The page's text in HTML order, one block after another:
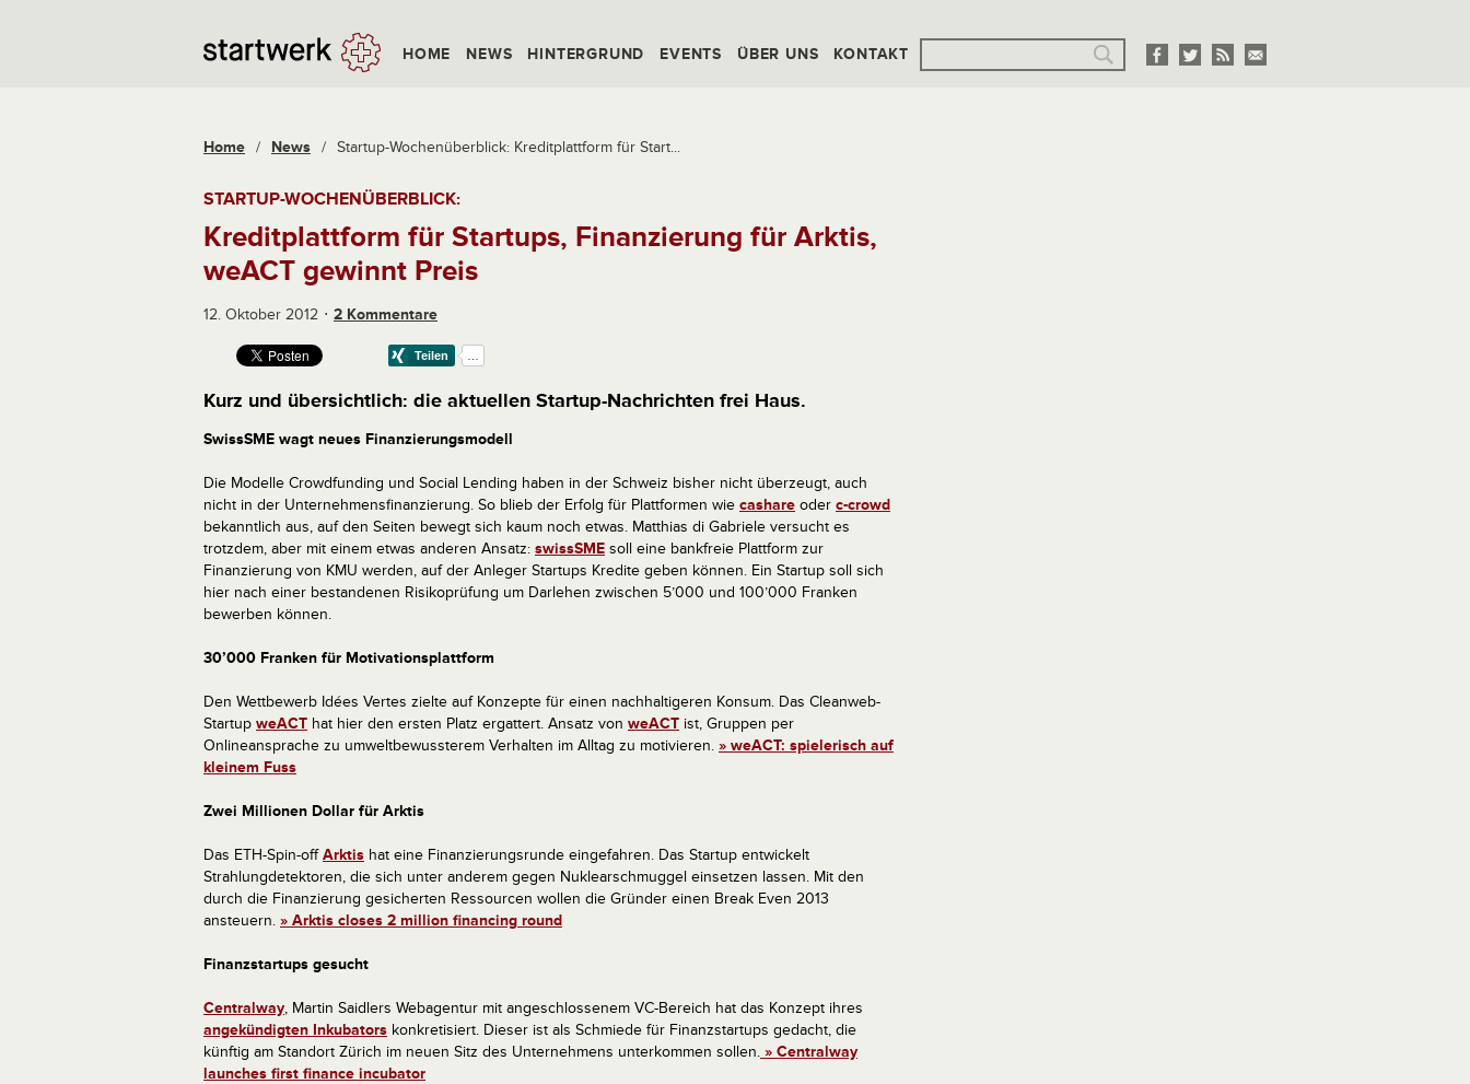
HOME NEWS HINTERGRUND EVENTS ÜBER UNS KONTAKT
Home / News / Startup-Wochenüberblick: Kreditplattform für Start...
STARTUP-WOCHENÜBERBLICK:
Kreditplattform für Startups, Finanzierung für Arktis,
weACT gewinnt Preis
12. Oktober 2012 2 Kommentare
Kurz und übersichtlich: die aktuellen Startup-Nachrichten frei Haus.
SwissSME wagt neues Finanzierungsmodell
Die Modelle Crowdfunding und Social Lending haben in der Schweiz bisher nicht überzeugt, auch
nicht in der Unternehmensfinanzierung. So blieb der Erfolg für Plattformen wie cashare oder c-crowd
bekanntlich aus, auf den Seiten bewegt sich kaum noch etwas. Matthias di Gabriele versucht es
trotzdem, aber mit einem etwas anderen Ansatz: swissSME soll eine bankfreie Plattform zur
Finanzierung von KMU werden, auf der Anleger Startups Kredite geben können. Ein Startup soll sich
hier nach einer bestandenen Risikoprüfung um Darlehen zwischen 5’000 und 100’000 Franken
bewerben können.
30’000 Franken für Motivationsplattform
Den Wettbewerb Idées Vertes zielte auf Konzepte für einen nachhaltigeren Konsum. Das Cleanweb-
Startup weACT hat hier den ersten Platz ergattert. Ansatz von weACT ist, Gruppen per
Onlineansprache zu umweltbewussterem Verhalten im Alltag zu motivieren. » weACT: spielerisch auf
kleinem Fuss
Zwei Millionen Dollar für Arktis
Das ETH-Spin-offArktis hat eine Finanzierungsrunde eingefahren. Das Startup entwickelt
Strahlungdetektoren, die sich unter anderem gegen Nuklearschmuggel einsetzen lassen. Mit den
durch die Finanzierung gesicherten Ressourcen wollen die Gründer einen Break Even 2013
ansteuern. » Arktis closes 2 million financing round
Finanzstartups gesucht
Centralway, Martin Saidlers Webagentur mit angeschlossenem VC-Bereich hat das Konzept ihres
angekündigten Inkubators konkretisiert. Dieser ist als Schmiede für Finanzstartups gedacht, die
künftig am Standort Zürich im neuen Sitz des Unternehmens unterkommen sollen. » Centralway
launches first finance incubator